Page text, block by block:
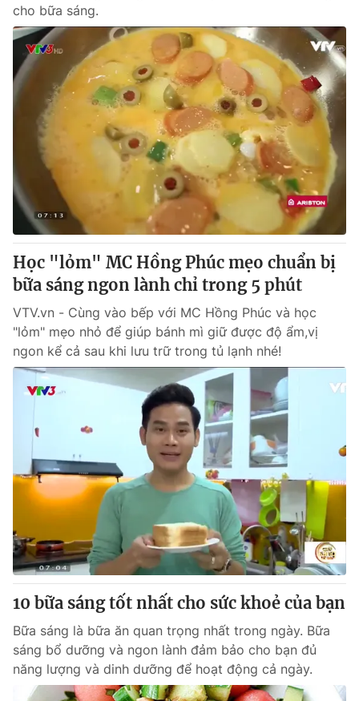
cho bữa sáng.
Học "lỏm" MC Hồng Phúc mẹo chuẩn bị
bữa sáng ngon lành chỉ trong 5 phút
VTV.vn - Cùng vào bếp với MC Hồng Phúc và học
"lỏm" mẹo nhỏ để giúp bánh mì giữ được độ ẩm,vị
ngon kể cả sau khi lưu trữ trong tủ lạnh nhé!
10 bữa sáng tốt nhất cho sức khoẻ của bạn
Bữa sáng là bữa ăn quan trọng nhất trong ngày. Bữa
sáng bổ dưỡng và ngon lành đảm bảo cho bạn đủ
năng lượng và dinh dưỡng để hoạt động cả ngày.